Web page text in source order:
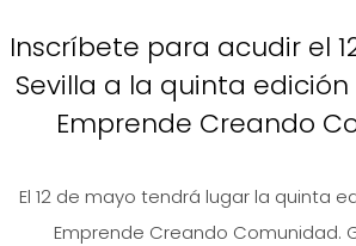
Inscríbete para acudir el
Sevilla a la quinta edición
Emprende Creando
El 12 de mayo tendrá lugar la quinta
Emprende Creando Comunidad.